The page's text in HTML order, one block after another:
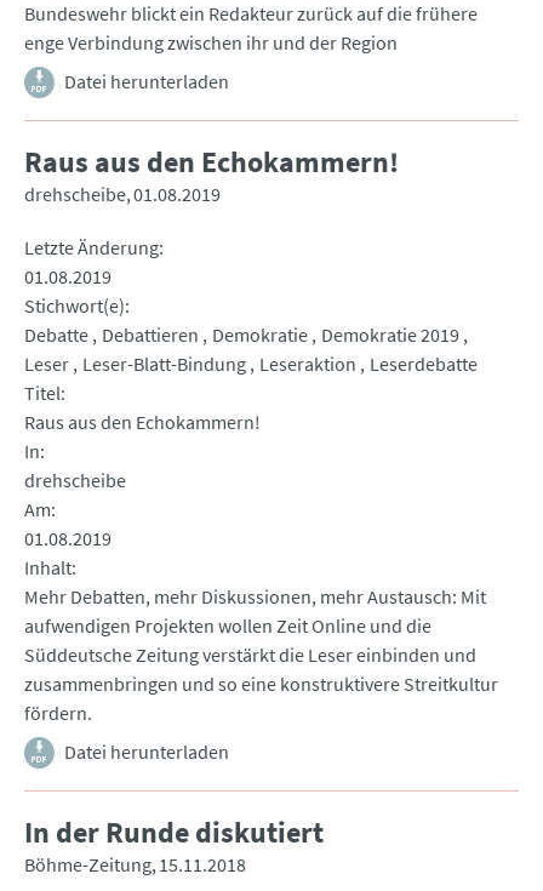
Bundeswehr blickt ein Redakteur zurück auf die frühere
enge Verbindung zwischen ihr und der Region
Datei herunterladen
Raus aus den Echokammern!
drehscheibe 01.08.2019
Letzte Änderung
01.08.2019
Stichwort(e)
Debatte Debattieren Demokratie Demokratie 2019
Leser Leser-Blatt-Bindung Leseraktion
Leserdebatte
Titel
Raus aus den Echokammern!
In
drehscheibe
Am
01.08.2019
Inhalt
Mehr Debatten, mehr Diskussionen, mehr Austausch: Mit
aufwendigen Projekten wollen Zeit Online und die
Süddeutsche Zeitung verstärkt die Leser einbinden und
zusammenbringen und so eine konstruktivere Streitkultur
fördern.
Datei herunterladen
In der Runde diskutiert
Böhme-Zeitung 15.11.2018